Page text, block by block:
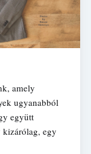
amely
ugyanabból
együtt
egy